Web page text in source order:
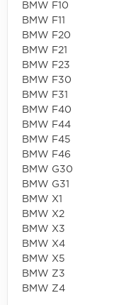
BMW F10
BMW F11
BMW F20
BMW F21
BMW F23
BMW F30
BMW F31
BMW F40
BMW F44
BMW F45
BMW F46
BMW G30
BMW G31
BMW X1
BMW X2
BMW X3
BMW X4
BMW X5
BMW Z3
BMW Z4